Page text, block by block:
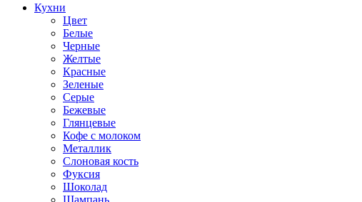
Кухни
Цвет
Белые
Черные
Желтые
Красные
Зеленые
Серые
Бежевые
Глянцевые
Кофе с молоком
Металлик
Слоновая кость
Фуксия
Шоколад
Шампань